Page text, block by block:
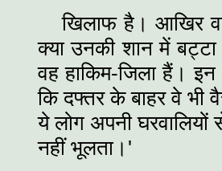
खिलाफ है। आखिर
क्या उनकी शान में
वह हाकिम-जिला हैं।
कि दफ्तर के बाहर वे भी
ये लोग अपनी
नहीं भूलता।'